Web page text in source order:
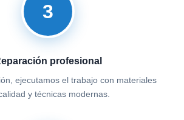
3
profesional
ejecutamos el trabajo con materiales
y técnicas modernas.